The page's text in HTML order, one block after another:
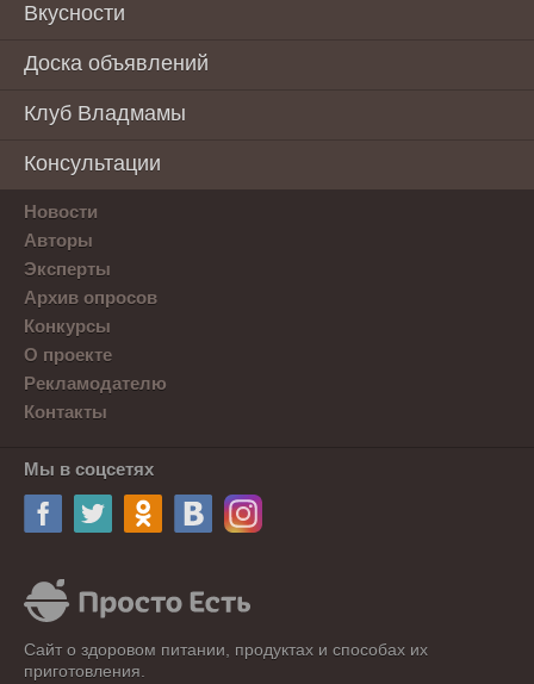
Вкусности
Доска объявлений
Клуб Владмамы
Консультации
Новости
Авторы
Эксперты
Архив опросов
Конкурсы
О проекте
Рекламодателю
Контакты
Мы в соцсетях
Сайт о здоровом питании, продуктах и способах их
приготовления.